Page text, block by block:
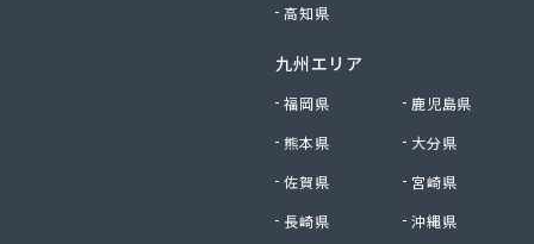
田邊工業株式会社 足利営業所
東京ガスエネルギー株式会社 宇都宮サービスセン
東上ガス株式会社 真岡営業所
東上ガス株式会社 那須営業所
高知県
九州エリア
福岡県
鹿児島県
熊本県
大分県
佐賀県
宮崎県
長崎県
沖縄県